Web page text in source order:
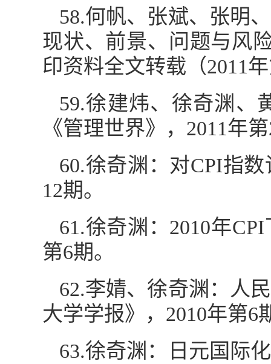
58.何帆、张斌、张明
现状、前景、问题与风
印资料全文转载（2011
59.徐建炜、徐奇渊、
《管理世界》，2011年
60.徐奇渊：对CPI指
12期。
61.徐奇渊：2010年
第6期。
62.李婧、徐奇渊：人
大学学报》，2010年第6
63.徐奇渊：日元国际